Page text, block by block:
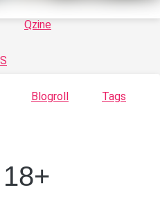
Qzine
Blogroll Tags